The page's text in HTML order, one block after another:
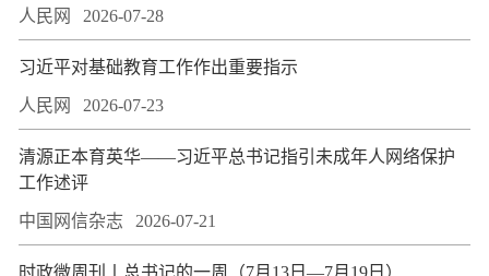
人民网 2026-07-28
习近平对基础教育工作作出重要指示
人民网 2026-07-23
​清源正本育英华——习近平总书记指引未成年人网络保护
工作述评
中国网信杂志 2026-07-21